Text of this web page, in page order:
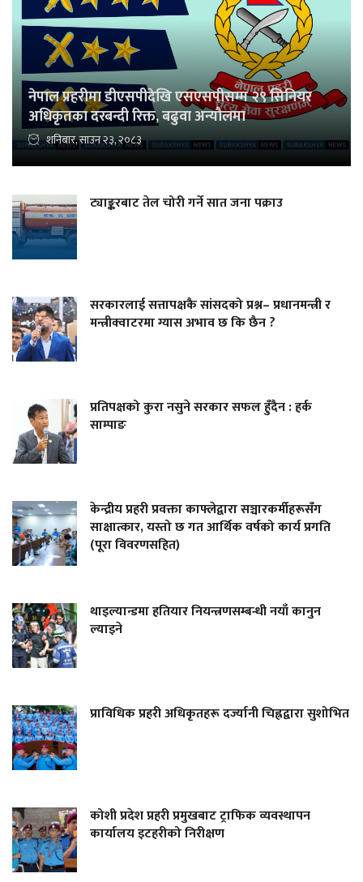
नेपाल प्रहरीमा डीएसपीदेखि एसएसपीसम्म २९ सिनियर
अधिकृतका दरबन्दी रिक्त, बढुवा अन्यौलमा
शनिबार, साउन २३, २०८३
ट्याङ्करबाट तेल चोरी गर्ने सात जना पक्राउ
सरकारलाई सत्तापक्षकै सांसदको प्रश्न– प्रधानमन्त्री र
मन्त्रीक्वाटरमा ग्यास अभाव छ कि छैन ?
प्रतिपक्षको कुरा नसुने सरकार सफल हुँदैन : हर्क
साम्पाङ
केन्द्रीय प्रहरी प्रवक्ता काफ्लेद्वारा सञ्चारकर्मीहरूसँग
साक्षात्कार, यस्तो छ गत आर्थिक वर्षको कार्य प्रगति
(पूरा विवरणसहित)
थाइल्यान्डमा हतियार नियन्त्रणसम्बन्धी नयाँ कानुन
ल्याइने
प्राविधिक प्रहरी अधिकृतहरू दर्ज्यानी चिह्नद्वारा सुशोभित
कोशी प्रदेश प्रहरी प्रमुखबाट ट्राफिक व्यवस्थापन
कार्यालय इटहरीको निरीक्षण